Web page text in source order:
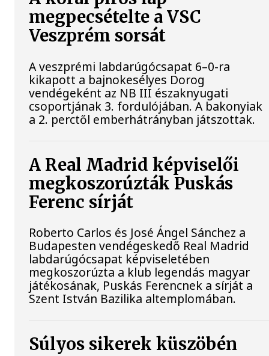
megpecsételte a VSC
Veszprém sorsát
A veszprémi labdarúgócsapat 6–0-ra
kikapott a bajnokesélyes Dorog
vendégeként az NB III északnyugati
csoportjának 3. fordulójában. A bakonyiak
a 2. perctől emberhátrányban játszottak.
A Real Madrid képviselői
megkoszorúzták Puskás
Ferenc sírját
Roberto Carlos és José Ángel Sánchez a
Budapesten vendégeskedő Real Madrid
labdarúgócsapat képviseletében
megkoszorúzta a klub legendás magyar
játékosának, Puskás Ferencnek a sírját a
Szent István Bazilika altemplomában.
Súlyos sikerek küszöbén